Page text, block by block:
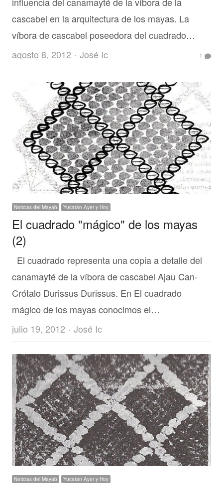
cascabel en la arquitectura de los mayas. La
víbora de cascabel poseedora del cuadrado…
agosto 8, 2012
Author
José Ic 1
Noticias del Mayab Yucatán Ayer y Hoy
El cuadrado "mágico" de los mayas
(2)
El cuadrado representa una copia a detalle del
canamayté de la víbora de cascabel Ajau Can-
Crótalo Durissus Durissus. En El cuadrado
mágico de los mayas conocimos el…
julio 19, 2012
Author
José Ic
Noticias del Mayab Yucatán Ayer y Hoy